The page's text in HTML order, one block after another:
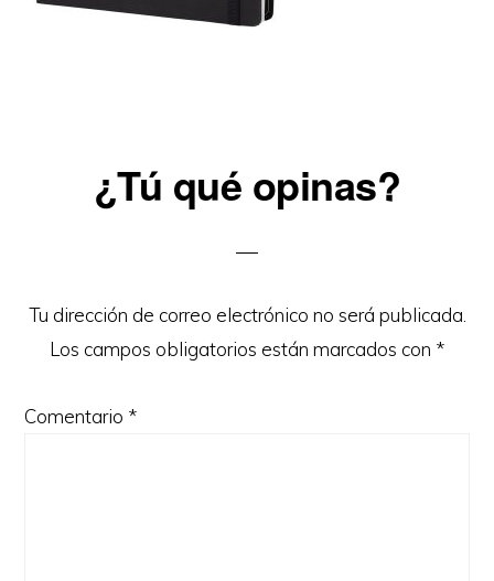
Reader
Interactions
¿Tú qué opinas?
Tu dirección de correo electrónico no será publicada.
Los campos obligatorios están marcados con *
Comentario *